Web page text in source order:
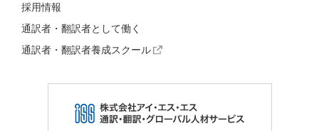
採用情報
通訳者・翻訳者として働く
通訳者・翻訳者養成スクール